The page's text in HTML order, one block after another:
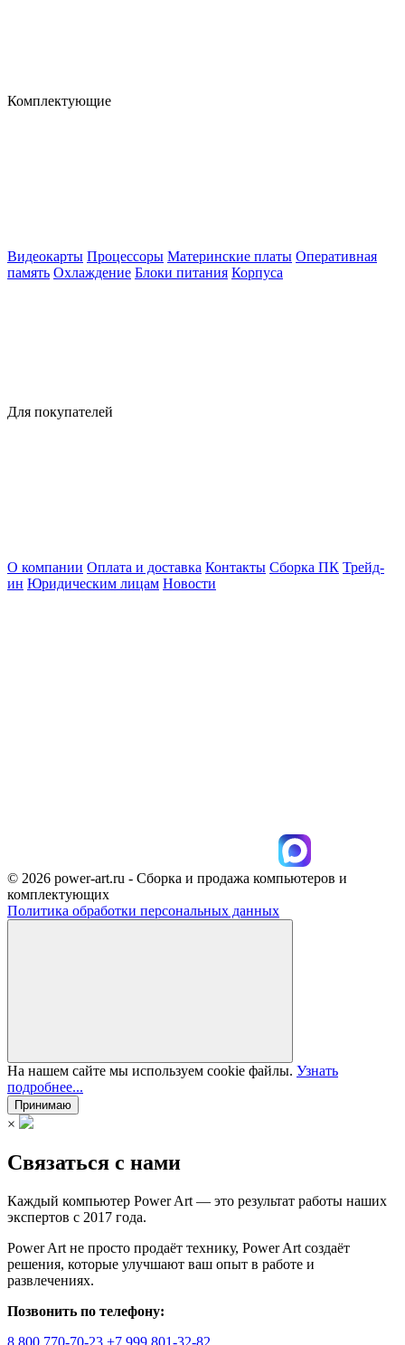
Комплектующие
Видеокарты Процессоры Материнские платы Оперативная
память Охлаждение Блоки питания Корпуса
Для покупателей
О компании Оплата и доставка Контакты Сборка ПК Трейд-
ин Юридическим лицам Новости
© 2026 power-art.ru - Сборка и продажа компьютеров и
комплектующих
Политика обработки персональных данных
На нашем сайте мы используем cookie файлы. Узнать
подробнее...
Принимаю
×
Связаться с нами
Каждый компьютер Power Art — это результат работы наших
экспертов с 2017 года.
Power Art не просто продаёт технику, Power Art создаёт
решения, которые улучшают ваш опыт в работе и
развлечениях.
Позвонить по телефону:
8 800 770-70-23 +7 999 801-32-82